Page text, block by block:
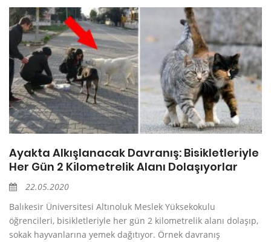
Ayakta Alkışlanacak Davranış: Bisikletleriyle
Her Gün 2 Kilometrelik Alanı Dolaşıyorlar
22.05.2020
Balıkesir Üniversitesi Altınoluk Meslek Yüksekokulu
öğrencileri, bisikletleriyle her gün 2 kilometrelik alanı dolaşıp,
sokak hayvanlarına yemek dağıtıyor. Örnek davranış